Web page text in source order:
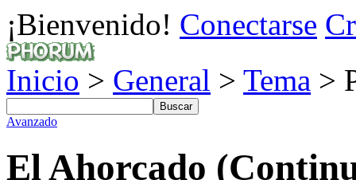
¡Bienvenido! Conectarse
Inicio > General > Tema >
Avanzado
El Ahorcado